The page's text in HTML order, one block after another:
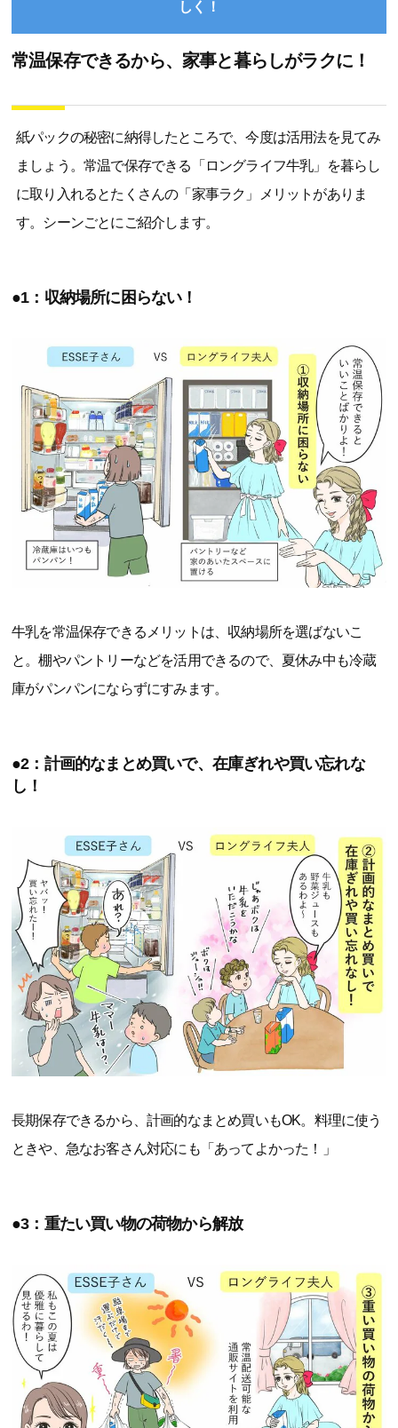
しく！
常温保存できるから、家事と暮らしがラクに！
紙パックの秘密に納得したところで、今度は活用法を見てみ
ましょう。常温で保存できる「ロングライフ牛乳」を暮らし
に取り入れるとたくさんの「家事ラク」メリットがありま
す。シーンごとにご紹介します。
●1：収納場所に困らない！
牛乳を常温保存できるメリットは、収納場所を選ばないこ
と。棚やパントリーなどを活用できるので、夏休み中も冷蔵
庫がパンパンにならずにすみます。
●2：計画的なまとめ買いで、在庫ぎれや買い忘れな
し！
長期保存できるから、計画的なまとめ買いもOK。料理に使う
ときや、急なお客さん対応にも「あってよかった！」
●3：重たい買い物の荷物から解放